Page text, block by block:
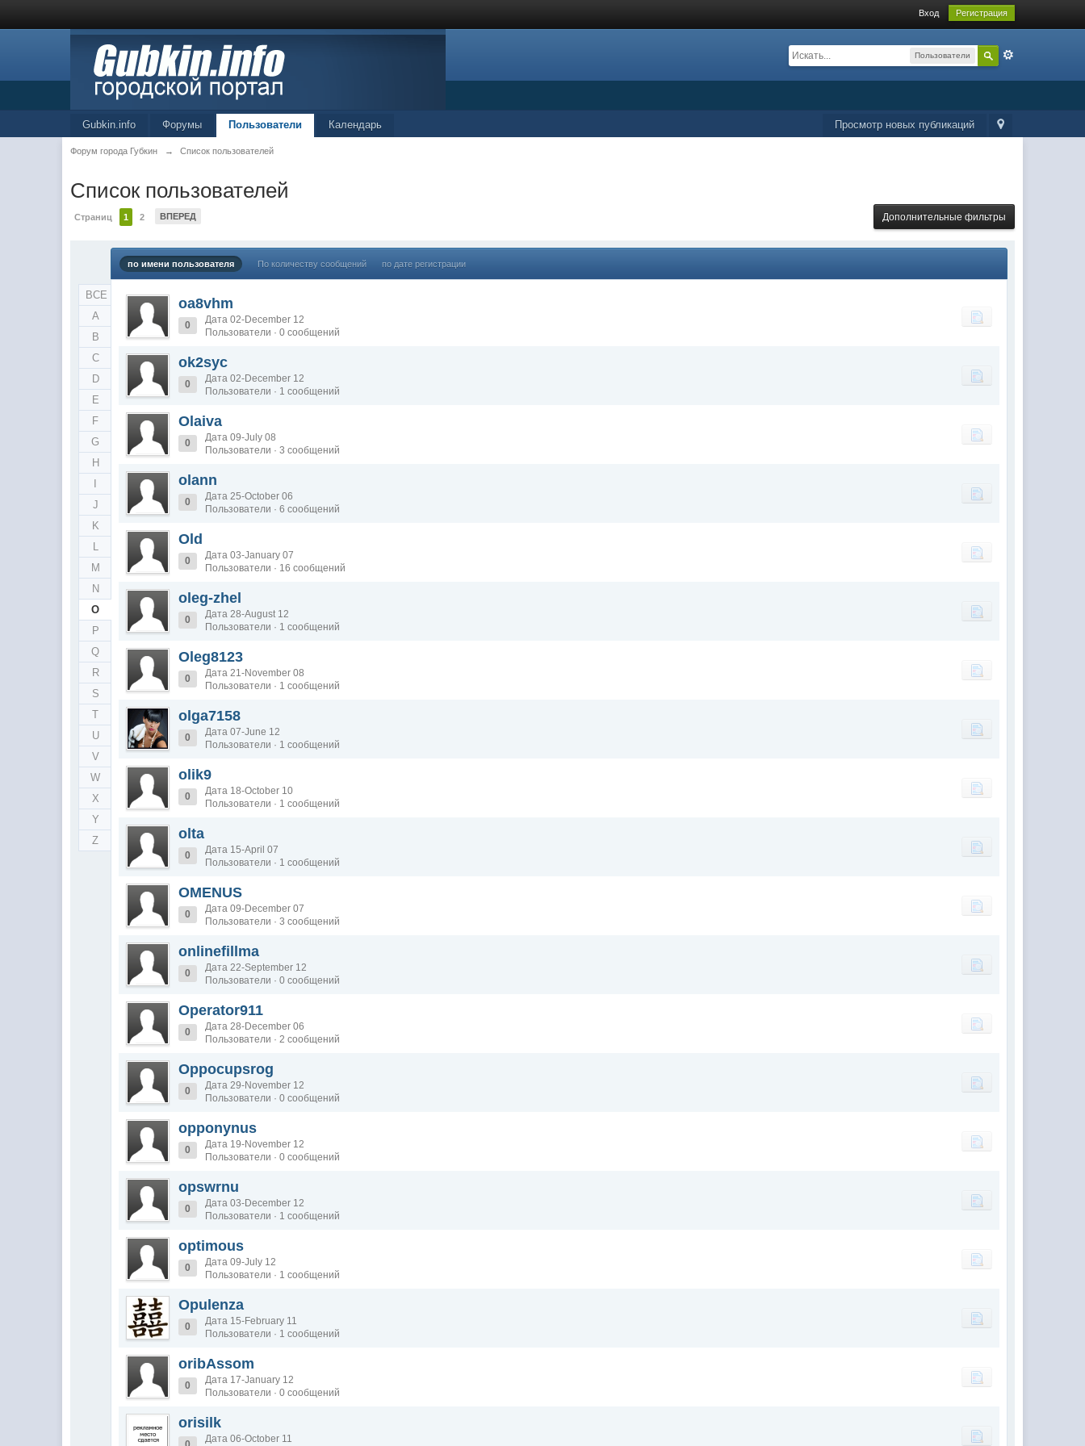
Вход Регистрация
Пользователи
Просмотр новых публикаций
Gubkin.info Форумы Пользователи Календарь
Форум города Губкин → Список пользователей
Список пользователей
Страниц 1 2 ВПЕРЕД Дополнительные фильтры
ВСЕ
A
B
C
D
E
F
G
H
J
K
L
M
N
O
P
Q
R
S
T
U
V
W
X
Y
Z
по имени пользователя По количеству сообщений по дате регистрации
oa8vhm
0
Дата 02-December 12
Пользователи · 0 сообщений
ok2syc
0
Дата 02-December 12
Пользователи · 1 сообщений
Olaiva
0
Дата 09-July 08
Пользователи · 3 сообщений
olann
0
Дата 25-October 06
Пользователи · 6 сообщений
Old
0
Дата 03-January 07
Пользователи · 16 сообщений
oleg-zhel
0
Дата 28-August 12
Пользователи · 1 сообщений
Oleg8123
0
Дата 21-November 08
Пользователи · 1 сообщений
olga7158
0
Дата 07-June 12
Пользователи · 1 сообщений
olik9
0
Дата 18-October 10
Пользователи · 1 сообщений
olta
0
Дата 15-April 07
Пользователи · 1 сообщений
OMENUS
0
Дата 09-December 07
Пользователи · 3 сообщений
onlinefillma
0
Дата 22-September 12
Пользователи · 0 сообщений
Operator911
0
Дата 28-December 06
Пользователи · 2 сообщений
Oppocupsrog
0
Дата 29-November 12
Пользователи · 0 сообщений
opponynus
0
Дата 19-November 12
Пользователи · 0 сообщений
opswrnu
0
Дата 03-December 12
Пользователи · 1 сообщений
optimous
0
Дата 09-July 12
Пользователи · 1 сообщений
Opulenza
0
Дата 15-February 11
Пользователи · 1 сообщений
oribAssom
0
Дата 17-January 12
Пользователи · 0 сообщений
orisilk
Дата 06-October 11